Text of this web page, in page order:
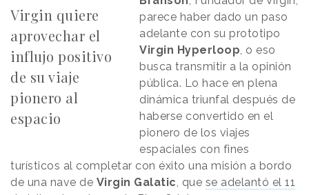
Virgin quiere
aprovechar el
influjo positivo
de su viaje
pionero al
espacio
parece haber dado un paso
adelante con su prototipo
Virgin Hyperloop , o eso
busca transmitir a la opinión
pública. Lo hace en plena
dinámica triunfal después de
haberse convertido en el
pionero de los viajes
espaciales con fines
turísticos al completar con éxito una misión a bordo
de una nave de Virgin Galatic , que se adelantó el 11